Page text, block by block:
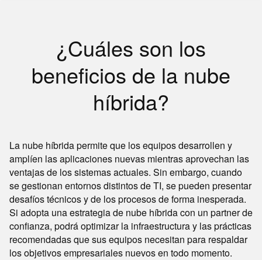
¿Cuáles son los
beneficios de la nube
híbrida?
La nube híbrida permite que los equipos desarrollen y
amplíen las aplicaciones nuevas mientras aprovechan las
ventajas de los sistemas actuales. Sin embargo, cuando
se gestionan entornos distintos de TI, se pueden presentar
desafíos técnicos y de los procesos de forma inesperada.
Si adopta una estrategia de nube híbrida con un partner de
confianza, podrá optimizar la infraestructura y las prácticas
recomendadas que sus equipos necesitan para respaldar
los objetivos empresariales nuevos en todo momento.